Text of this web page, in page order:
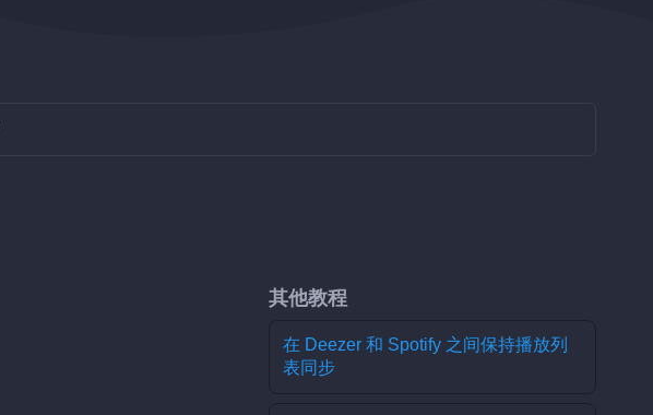
其他教程
在 Deezer 和 Spotify 之间保持播放列
表同步